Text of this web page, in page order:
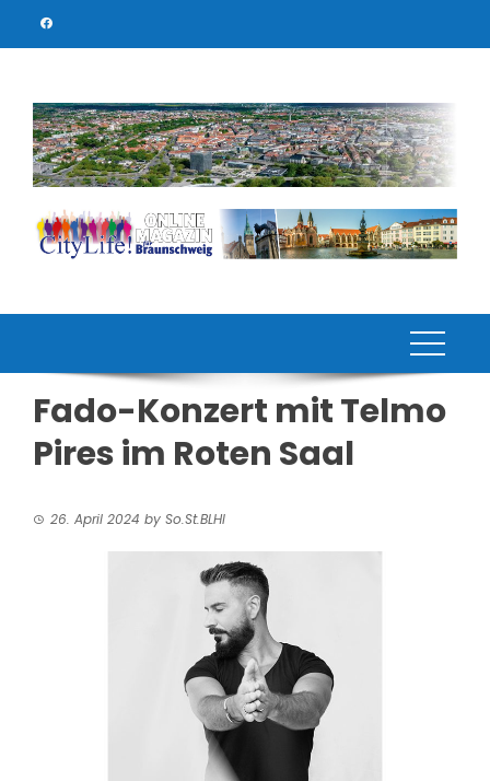
Fado-Konzert mit Telmo
Pires im Roten Saal
26. April 2024 by So.St.BLHI